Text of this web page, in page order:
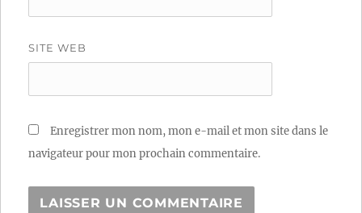
SITE WEB
Enregistrer mon nom, mon e-mail et mon site dans le
navigateur pour mon prochain commentaire.